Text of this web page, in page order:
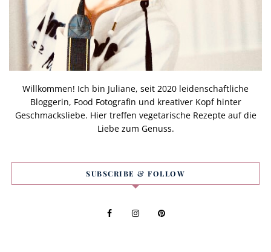
Willkommen! Ich bin Juliane, seit 2020 leidenschaftliche
Bloggerin, Food Fotografin und kreativer Kopf hinter
Geschmacksliebe. Hier treffen vegetarische Rezepte auf die
Liebe zum Genuss.
SUBSCRIBE & FOLLOW